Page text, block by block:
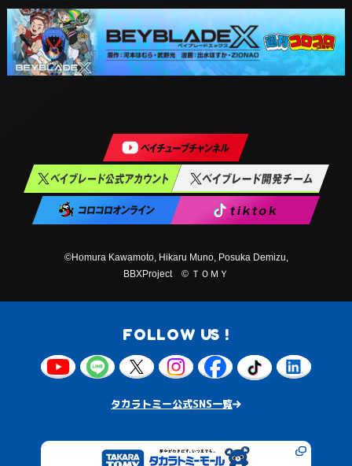
©Homura Kawamoto, Hikaru Muno, Posuka Demizu,
BBXProject© ＴＯＭＹ
FOLLOW US !
タカラトミー公式SNS一覧